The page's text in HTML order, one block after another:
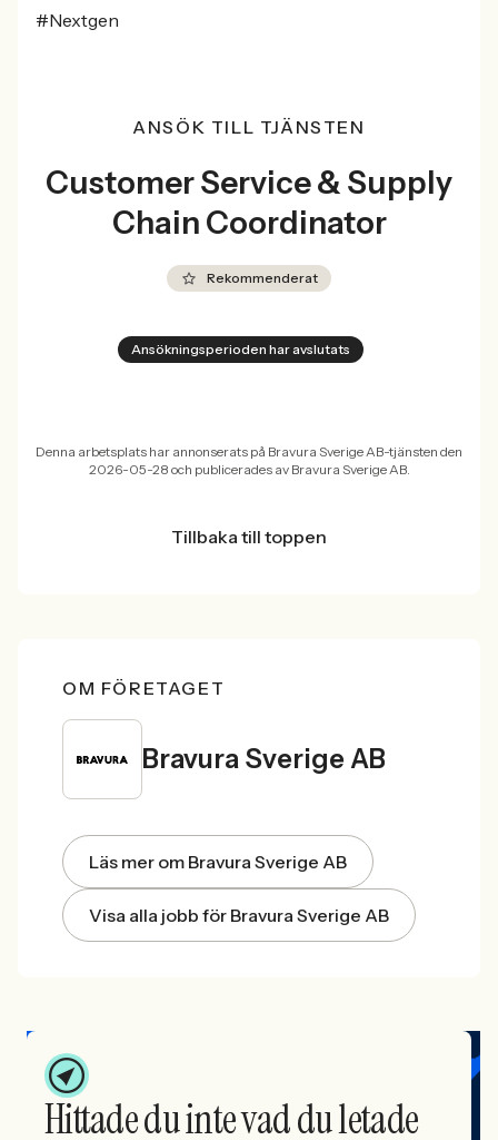
#Nextgen
ANSÖK TILL TJÄNSTEN
Customer Service & Supply
Chain Coordinator
Rekommenderat
Ansökningsperioden har avslutats
Denna arbetsplats har annonserats på Bravura Sverige AB-tjänsten den
2026-05-28 och publicerades av Bravura Sverige AB.
Tillbaka till toppen
OM FÖRETAGET
Bravura Sverige AB
Läs mer om Bravura Sverige AB
Visa alla jobb för Bravura Sverige AB
Hittade du inte vad du letade